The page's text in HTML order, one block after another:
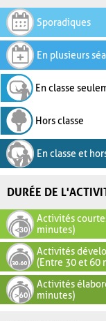
Sporadiques
En plusieurs
En classe
Hors classe
En classe et
DURÉE DE
Activités
minutes)
Activités
(Entre 30 et 60
Activités
minutes)